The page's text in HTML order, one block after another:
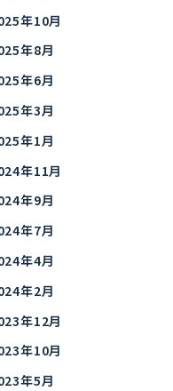
年10月
年8月
年6月
年3月
年1月
年11月
年9月
年7月
年4月
年2月
年12月
年10月
年5月